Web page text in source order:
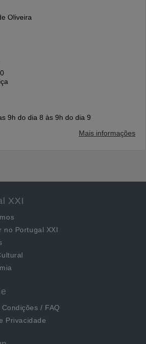
Oliveira
9h do dia 8 às 9h do dia 9
Mais informações
XXI
no Portugal XXI
/ FAQ
Privacidade